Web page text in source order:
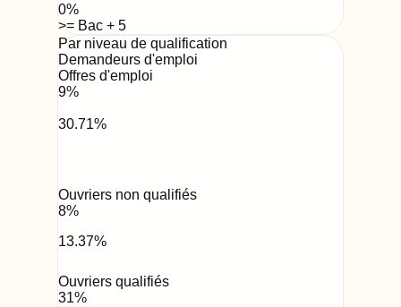
0%
>= Bac + 5
Par niveau de qualification
Demandeurs d'emploi
Offres d'emploi
9%
30.71%
Ouvriers non qualifiés
8%
13.37%
Ouvriers qualifiés
31%